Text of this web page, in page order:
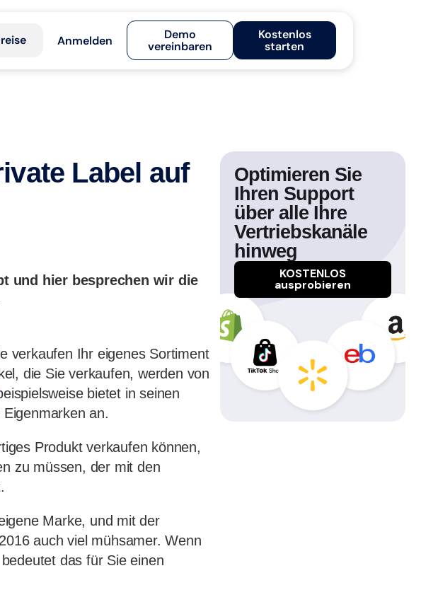
Anmelden
Demo
vereinbaren
Kostenlos
starten
Label auf
und hier besprechen wir die
verkaufen Ihr eigenes Sortiment
die Sie verkaufen, werden von
bietet in seinen
an.
Produkt verkaufen können,
zu müssen, der mit den
Marke, und mit der
auch viel mühsamer. Wenn
das für Sie einen
Optimieren Sie
Ihren Support
über alle Ihre
Vertriebskanäle
hinweg
KOSTENLOS
ausprobieren